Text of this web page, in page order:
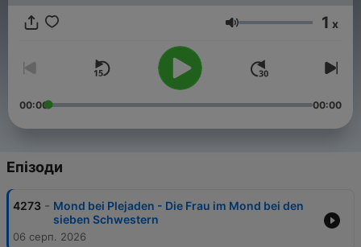
Гучність 1 x
00:00 00:00
Епізоди
4273 - Mond bei Plejaden - Die Frau im Mond bei den
sieben Schwestern
06 серп. 2026